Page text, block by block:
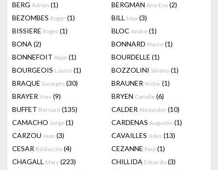
BERG Adrian (1) BERGMAN Ana-Eva (2)
BEZOMBES Roger (1) BILL Max (3)
BISSIERE Roger (1) BLOC André (1)
BONA (2) BONNARD Pierre (1)
BONNEFOIT Alain (1) BOURDELLE (1)
BOURGEOIS Louise (1) BOZZOLINI Silvano (1)
BRAQUE Georges (30) BRAUNER Victor (1)
BRAYER Yves (9) BRYEN Camille (6)
BUFFET Bernard (135) CALDER Alexander (10)
CAMACHO Jorge (1) CARDENAS Augustin (1)
CARZOU Jean (3) CAVAILLES Jules (13)
CESAR Baldaccini (4) CEZANNE Paul (1)
CHAGALL Marc (223) CHILLIDA Eduardo (3)